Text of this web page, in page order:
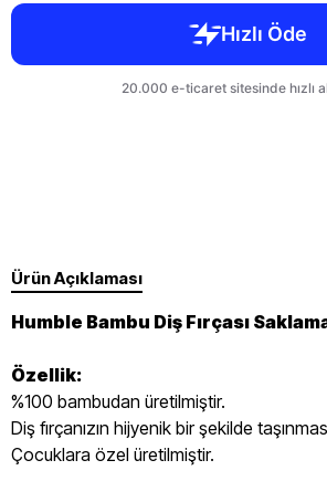
Ürün Açıklaması
Humble Bambu Diş Fırçası
Özellik:
%100 bambudan üretilmiştir.
Diş fırçanızın hijyenik bir şekilde
Çocuklara özel üretilmiştir.